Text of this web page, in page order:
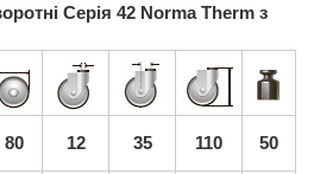
Серія 42 Norma Therm з
80 12 35 110 50